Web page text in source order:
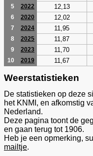
5 2022 12,13
6 2020 12,02
7 2024 11,95
8 2025 11,87
9 2023 11,70
10 2019 11,67
Weerstatistieken
De statistieken op deze
het KNMI, en afkomstig
Nederland.
Deze pagina toont de
en gaan terug tot 1906.
Heb je een opmerking,
mailtje.